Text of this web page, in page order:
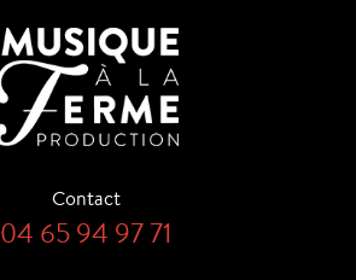
Contact
04 65 94 97 71